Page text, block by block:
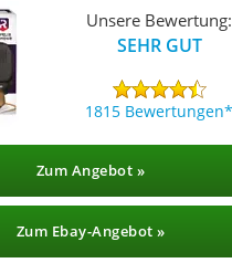
Unsere Bewertung:
SEHR GUT
1815 Bewertungen
Zum Angebot »
Zum Ebay-Angebot »